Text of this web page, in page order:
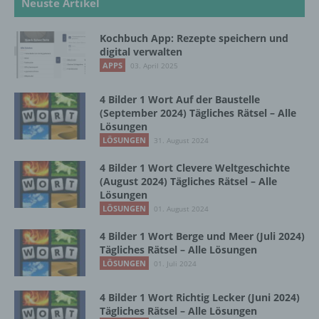
Neuste Artikel
Kochbuch App: Rezepte speichern und
digital verwalten
APPS 03. April 2025
4 Bilder 1 Wort Auf der Baustelle
(September 2024) Tägliches Rätsel – Alle
Lösungen
LÖSUNGEN 31. August 2024
4 Bilder 1 Wort Clevere Weltgeschichte
(August 2024) Tägliches Rätsel – Alle
Lösungen
LÖSUNGEN 01. August 2024
4 Bilder 1 Wort Berge und Meer (Juli 2024)
Tägliches Rätsel – Alle Lösungen
LÖSUNGEN 01. Juli 2024
4 Bilder 1 Wort Richtig Lecker (Juni 2024)
Tägliches Rätsel – Alle Lösungen
automatisierter Verfahren ausgeführte
Vorgang oder jede solche Vorgangsreihe im
Zusammenhang mit personenbezogenen
Daten wie das Erheben, das Erfassen, die
Organisation, das Ordnen, die Speicherung,
Auslesen, das Abfragen, die Verwendung,
die Offenlegung durch Übermittlung,
Verbreitung oder eine andere Form der
Bereitstellung, den Abgleich oder die
Verknüpfung, die Einschränkung, das
Löschen oder die Vernichtung.
d) Einschränkung der Verarbeitung
Einschränkung der Verarbeitung ist die
Markierung gespeicherter
personenbezogener Daten mit dem Ziel, ihre